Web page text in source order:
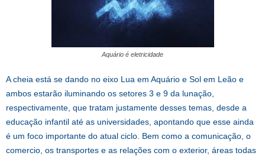
Aquário é eletricidade
A cheia está se dando no eixo Lua em Aquário e Sol em Leão e
ambos estarão iluminando os setores 3 e 9 da lunação,
respectivamente, que tratam justamente desses temas, desde a
educação infantil até as universidades, apontando que esse ainda
é um foco importante do atual ciclo. Bem como a comunicação, o
comercio, os transportes e as relações com o exterior, áreas todas